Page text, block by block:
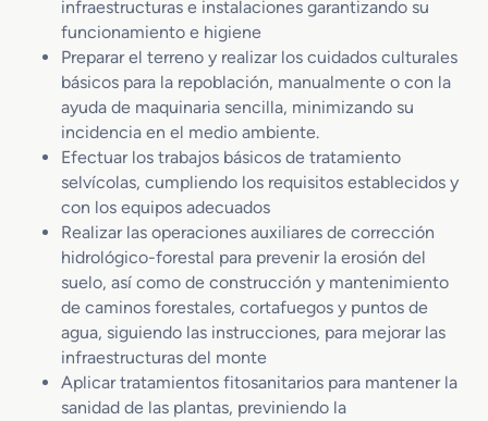
infraestructuras e instalaciones garantizando su
funcionamiento e higiene
Preparar el terreno y realizar los cuidados culturales
básicos para la repoblación, manualmente o con la
ayuda de maquinaria sencilla, minimizando su
incidencia en el medio ambiente.
Efectuar los trabajos básicos de tratamiento
selvícolas, cumpliendo los requisitos establecidos y
con los equipos adecuados
Realizar las operaciones auxiliares de corrección
hidrológico-forestal para prevenir la erosión del
suelo, así como de construcción y mantenimiento
de caminos forestales, cortafuegos y puntos de
agua, siguiendo las instrucciones, para mejorar las
infraestructuras del monte
Aplicar tratamientos fitosanitarios para mantener la
sanidad de las plantas, previniendo la